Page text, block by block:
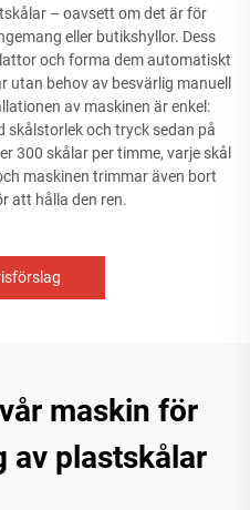
– oavsett om det är för
eller butikshyllor. Dess
och forma dem automatiskt
behov av besvärlig manuell
av maskinen är enkel:
och tryck sedan på
300 skålar per timme, varje skål
maskinen trimmar även bort
att hålla den ren.
maskin för
av plastskålar